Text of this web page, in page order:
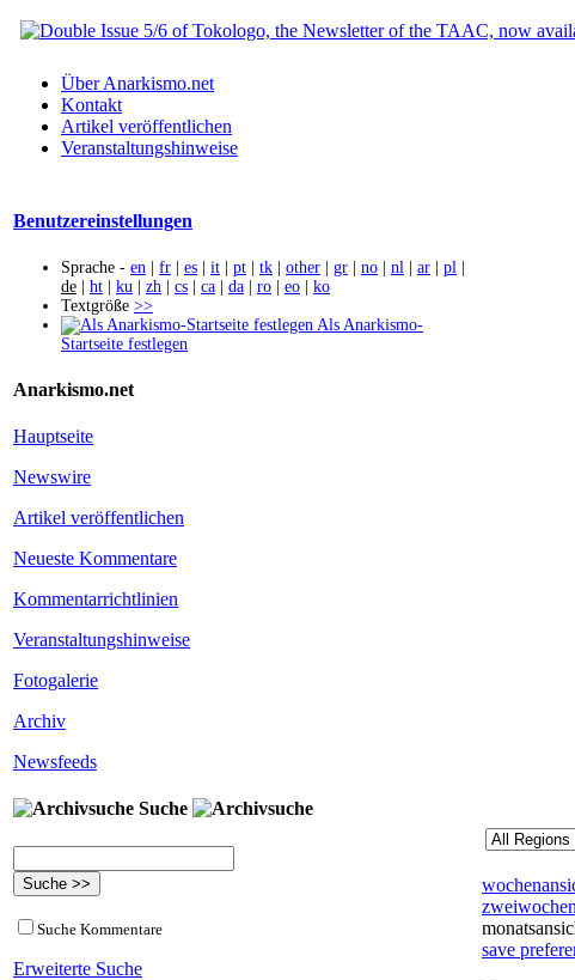
Über Anarkismo.net
Kontakt
Artikel veröffentlichen
Veranstaltungshinweise
Benutzereinstellungen
Sprache - en | fr | es | it | pt | tk | other | gr | no | nl | ar | pl |
de | ht | ku | zh | cs | ca | da | ro | eo | ko
Textgröße >>
Als Anarkismo-
Startseite festlegen
Anarkismo.net
Hauptseite
Newswire
Artikel veröffentlichen
Neueste Kommentare
Kommentarrichtlinien
Veranstaltungshinweise
Fotogalerie
Archiv
Newsfeeds
Suche
Suche Kommentare
Erweiterte Suche
save